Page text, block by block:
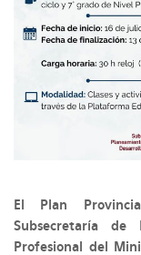
El Plan
Subsecretaría de
Profesional del